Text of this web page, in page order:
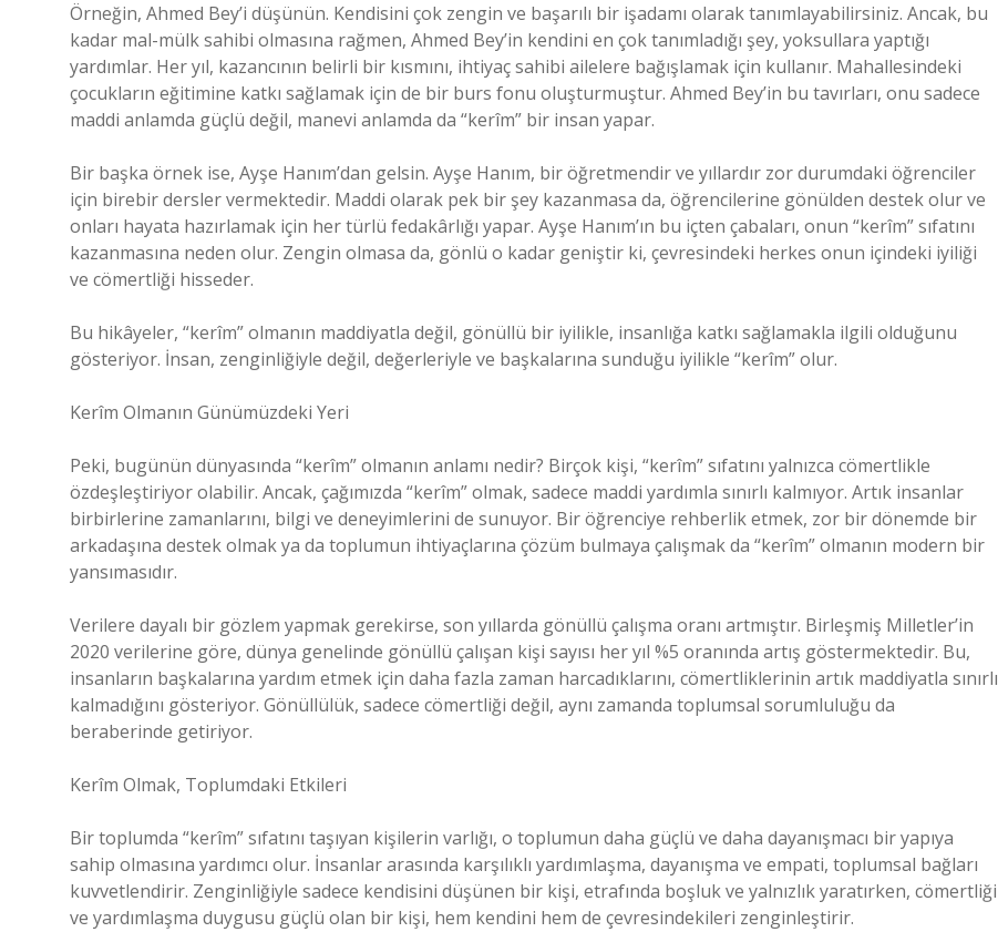
Örneğin, Ahmed Bey’i düşünün. Kendisini çok zengin ve başarılı bir işadamı olarak tanımlayabilirsiniz. Ancak, bu
kadar mal-mülk sahibi olmasına rağmen, Ahmed Bey’in kendini en çok tanımladığı şey, yoksullara yaptığı
yardımlar. Her yıl, kazancının belirli bir kısmını, ihtiyaç sahibi ailelere bağışlamak için kullanır. Mahallesindeki
çocukların eğitimine katkı sağlamak için de bir burs fonu oluşturmuştur. Ahmed Bey’in bu tavırları, onu sadece
maddi anlamda güçlü değil, manevi anlamda da “kerîm” bir insan yapar.
Bir başka örnek ise, Ayşe Hanım’dan gelsin. Ayşe Hanım, bir öğretmendir ve yıllardır zor durumdaki öğrenciler
için birebir dersler vermektedir. Maddi olarak pek bir şey kazanmasa da, öğrencilerine gönülden destek olur ve
onları hayata hazırlamak için her türlü fedakârlığı yapar. Ayşe Hanım’ın bu içten çabaları, onun “kerîm” sıfatını
kazanmasına neden olur. Zengin olmasa da, gönlü o kadar geniştir ki, çevresindeki herkes onun içindeki iyiliği
ve cömertliği hisseder.
Bu hikâyeler, “kerîm” olmanın maddiyatla değil, gönüllü bir iyilikle, insanlığa katkı sağlamakla ilgili olduğunu
gösteriyor. İnsan, zenginliğiyle değil, değerleriyle ve başkalarına sunduğu iyilikle “kerîm” olur.
Kerîm Olmanın Günümüzdeki Yeri
Peki, bugünün dünyasında “kerîm” olmanın anlamı nedir? Birçok kişi, “kerîm” sıfatını yalnızca cömertlikle
özdeşleştiriyor olabilir. Ancak, çağımızda “kerîm” olmak, sadece maddi yardımla sınırlı kalmıyor. Artık insanlar
birbirlerine zamanlarını, bilgi ve deneyimlerini de sunuyor. Bir öğrenciye rehberlik etmek, zor bir dönemde bir
arkadaşına destek olmak ya da toplumun ihtiyaçlarına çözüm bulmaya çalışmak da “kerîm” olmanın modern bir
yansımasıdır.
Verilere dayalı bir gözlem yapmak gerekirse, son yıllarda gönüllü çalışma oranı artmıştır. Birleşmiş Milletler’in
2020 verilerine göre, dünya genelinde gönüllü çalışan kişi sayısı her yıl %5 oranında artış göstermektedir. Bu,
insanların başkalarına yardım etmek için daha fazla zaman harcadıklarını, cömertliklerinin artık maddiyatla sınırlı
kalmadığını gösteriyor. Gönüllülük, sadece cömertliği değil, aynı zamanda toplumsal sorumluluğu da
beraberinde getiriyor.
Kerîm Olmak, Toplumdaki Etkileri
Bir toplumda “kerîm” sıfatını taşıyan kişilerin varlığı, o toplumun daha güçlü ve daha dayanışmacı bir yapıya
sahip olmasına yardımcı olur. İnsanlar arasında karşılıklı yardımlaşma, dayanışma ve empati, toplumsal bağları
kuvvetlendirir. Zenginliğiyle sadece kendisini düşünen bir kişi, etrafında boşluk ve yalnızlık yaratırken, cömertliği
ve yardımlaşma duygusu güçlü olan bir kişi, hem kendini hem de çevresindekileri zenginleştirir.